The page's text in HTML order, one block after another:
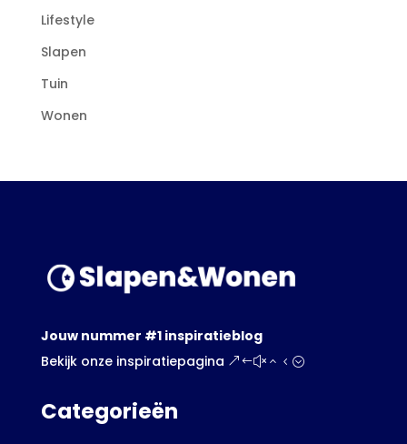
Lifestyle
Slapen
Tuin
Wonen
Jouw nummer #1 inspiratieblog
Bekijk onze inspiratiepagina
Categorieën